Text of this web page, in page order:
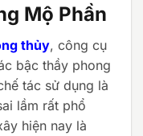
Mộ Phần
thủy, công cụ
bậc thầy phong
tác sử dụng là
lầm rất phổ
hiện nay là